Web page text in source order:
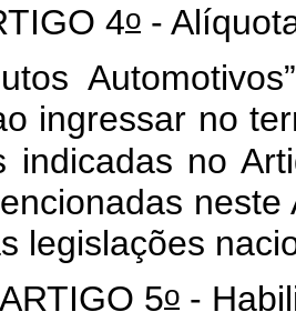
4o -
ingressar no
indicadas no
legislações
ARTIGO 5o -